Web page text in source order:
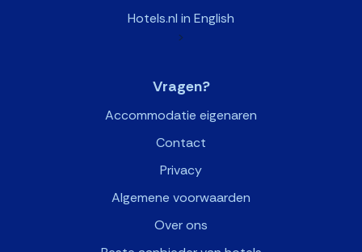
Hotels.nl in English
>
Vragen?
Accommodatie eigenaren
Contact
Privacy
Algemene voorwaarden
Over ons